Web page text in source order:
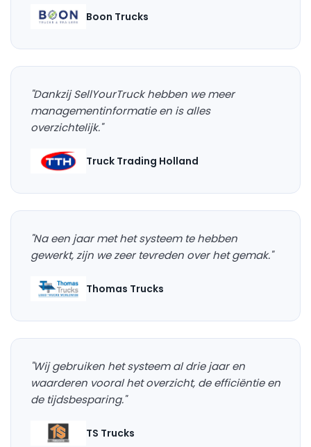
Boon Trucks
"Dankzij SellYourTruck hebben we meer
managementinformatie en is alles
overzichtelijk."
Truck Trading Holland
"Na een jaar met het systeem te hebben
gewerkt, zijn we zeer tevreden over het gemak."
Thomas Trucks
"Wij gebruiken het systeem al drie jaar en
waarderen vooral het overzicht, de efficiëntie en
de tijdsbesparing."
TS Trucks